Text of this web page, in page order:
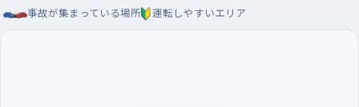
行者と右左折待ちの車が同じ交差点に集まる。信号が青でも前
事故が集まっている場所 運転しやすいエリア